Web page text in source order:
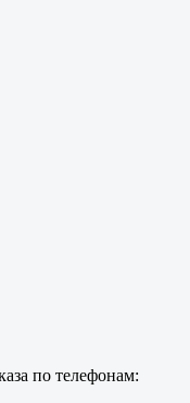
по телефонам: